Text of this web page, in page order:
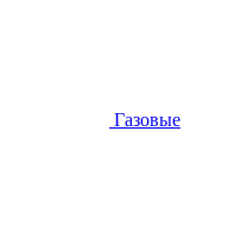
Газовые